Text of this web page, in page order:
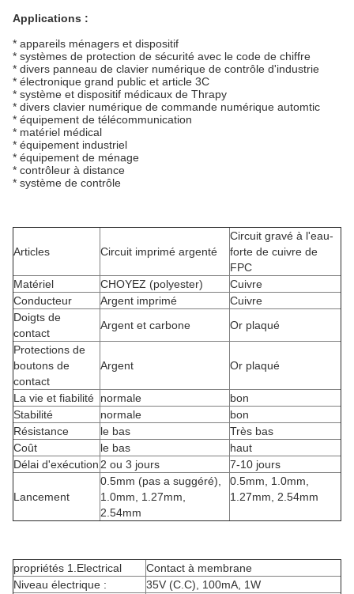
Applications :
* appareils ménagers et dispositif
* systèmes de protection de sécurité avec le code de chiffre
* divers panneau de clavier numérique de contrôle d'industrie
* électronique grand public et article 3C
* système et dispositif médicaux de Thrapy
* divers clavier numérique de commande numérique automtic
* équipement de télécommunication
* matériel médical
* équipement industriel
* équipement de ménage
* contrôleur à distance
* système de contrôle
Articles Circuit imprimé argenté
Circuit gravé à l'eau-
forte de cuivre de
FPC
Matériel
CHOYEZ (polyester)
Cuivre
Conducteur
Argent imprimé
Cuivre
Doigts de
contact
Argent et carbone
Or plaqué
Protections de
boutons de
contact
Argent Or plaqué
La vie et fiabilité normale
bon
Stabilité
normale
bon
Résistance
le bas
Très bas
Coût
le bas
haut
Délai d'exécution 2 ou 3 jours 7-10 jours
Lancement
0.5mm (pas a suggéré),
1.0mm, 1.27mm,
2.54mm
0.5mm, 1.0mm,
1.27mm, 2.54mm
propriétés 1.Electrical
Contact à membrane
Niveau électrique :
35V (C.C), 100mA, 1W